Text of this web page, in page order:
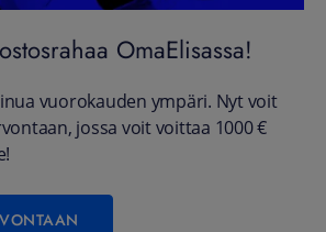
OmaElisassa!
vuorokauden ympäri. Nyt voit
jossa voit voittaa 1000 €